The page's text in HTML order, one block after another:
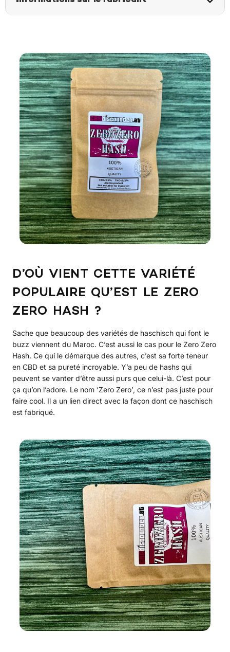
D’OÙ VIENT CETTE VARIÉTÉ
POPULAIRE QU’EST LE ZERO
ZERO HASH ?
Sache que beaucoup des variétés de haschisch qui font le
buzz viennent du Maroc. C’est aussi le cas pour le Zero Zero
Hash. Ce qui le démarque des autres, c’est sa forte teneur
en CBD et sa pureté incroyable. Y’a peu de hashs qui
peuvent se vanter d’être aussi purs que celui-là. C’est pour
ça qu’on l’adore. Le nom ‘Zero Zero’, ce n’est pas juste pour
faire cool. Il a un lien direct avec la façon dont ce haschisch
est fabriqué.